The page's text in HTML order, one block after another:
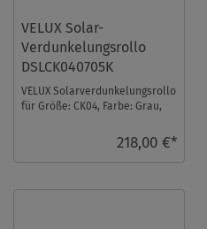
VELUX Solar-
Verdunkelungsrollo
DSLCK040705K
VELUX Solarverdunkelungsrollo
für Größe: CK04, Farbe: Grau,
218,00 €*